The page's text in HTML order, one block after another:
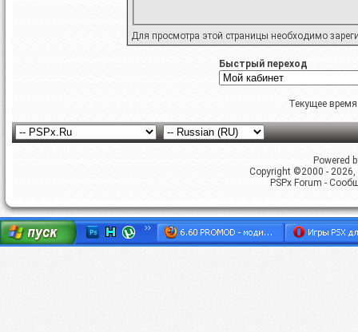
Для просмотра этой страницы необходимо
Быстрый переход
Текущее
Powered
Copyright ©2000 -
PSPx Forum -